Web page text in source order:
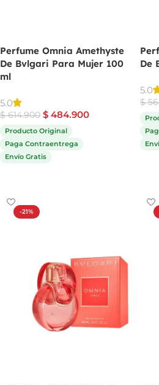
Perfume Omnia Amethyste
De Bvlgari Para Mujer 100
ml
5.0
$614.900 $ 484.900
Producto Original
Paga Contraentrega
Envío Gratis
De
5.0
$
-21%